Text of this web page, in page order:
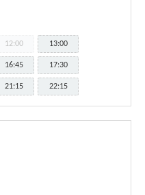
12:00 13:00
16:45 17:30
21:15 22:15